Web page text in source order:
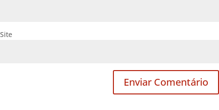
Site